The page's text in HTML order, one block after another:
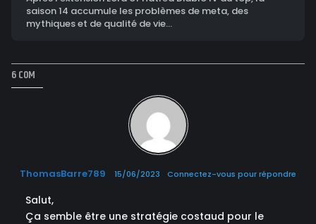
saison 14 accumule les problèmes de meta, des
mythiques et de qualité de vie...
6 COM
ThomasBarre789 15/06/2023 Connectez-vous pour répondre
Salut,
Ça semble être une stratégie costaud pour le